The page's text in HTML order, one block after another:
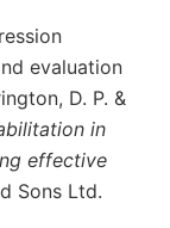
evaluation
D. P. &
in
effective
Sons Ltd.